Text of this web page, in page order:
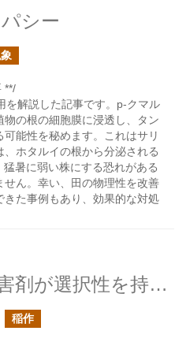
シー
**/
を解説した記事です。p-クマル
の根の細胞膜に浸透し、タン
能性を秘めます。これはサリ
ホタルイの根から分泌される
暑に弱い株にする恐れがある
ん。幸い、田の物理性を改善
た事例もあり、効果的な対処
除草剤のVLCFAE阻害剤が選択性を持つ理由
稲作